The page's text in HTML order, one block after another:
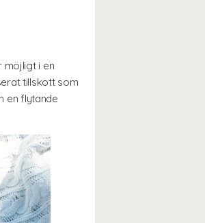
möjligt i en
tillskott som
en flytande